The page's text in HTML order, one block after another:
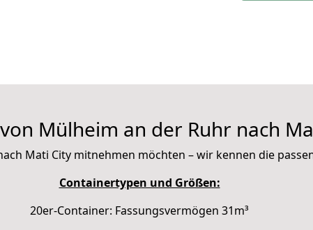
Mülheim an der Ruhr nach
Mati City mitnehmen möchten – wir kennen die
Containertypen und Größen:
20er-Container: Fassungsvermögen 31m³